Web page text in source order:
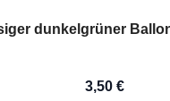
dunkelgrüner
3,50 €